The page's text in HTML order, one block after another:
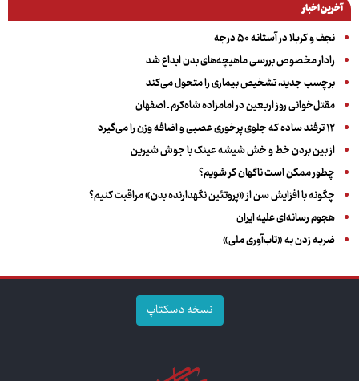
آخرین اخبار
نجف و کربلا در آستانه ۵۰ درجه
رادار مخصوص بررسی ماهیچه‌های بدن ابداع شد
برچسب جدید، تشخیص بیماری را متحول می‌کند
مقتل‌خوانی روز اربعین در امامزاده شاه‌کرم ـ اصفهان
۱۲ ترفند ساده که جلوی پرخوری عصبی و اضافه ‌وزن را می‌گیرد
از بین بردن خط و خش شیشه عینک با جوش شیرین
چطور ممکن است ناگهان کر شویم؟
چگونه با افزایش سن از «پروتئین نگهدارنده بدن» مراقبت کنیم؟
هجوم رسانه‌ای علیه ایران
ضربه زدن به «تاب‌آوری ملی»
نسخه دسکتاپ